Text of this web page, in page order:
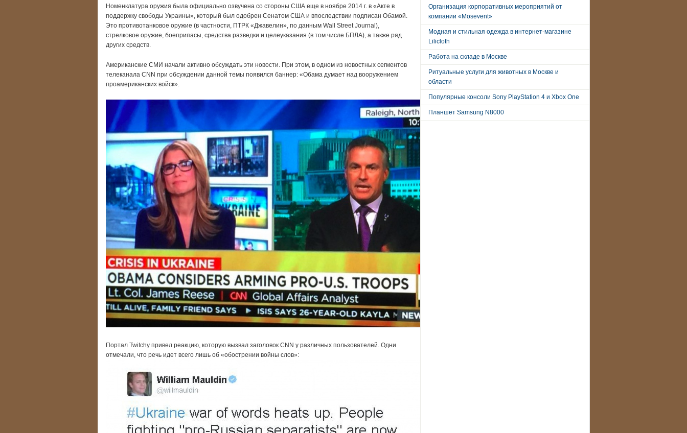
Номенклатура оружия была официально озвучена со стороны США еще в ноябре 2014 г. в «Акте в
поддержку свободы Украины», который был одобрен Сенатом США и впоследствии подписан Обамой.
Это противотанковое оружие (в частности, ПТРК «Джавелин», по данным Wall Street Journal),
стрелковое оружие, боеприпасы, средства разведки и целеуказания (в том числе БПЛА), а также ряд
других средств.
Американские СМИ начали активно обсуждать эти новости. При этом, в одном из новостных сегментов
телеканала CNN при обсуждении данной темы появился баннер: «Обама думает над вооружением
проамериканских войск».
Портал Twitchy привел реакцию, которую вызвал заголовок CNN у различных пользователей. Одни
отмечали, что речь идет всего лишь об «обострении войны слов»:
Организация корпоративных мероприятий от
компании «Mosevent»
Модная и стильная одежда в интернет-магазине
Lilicloth
Работа на складе в Москве
Ритуальные услуги для животных в Москве и
области
Популярные консоли Sony PlayStation 4 и Xbox One
Планшет Samsung N8000